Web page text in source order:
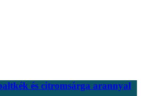
és citromsárga arannyal